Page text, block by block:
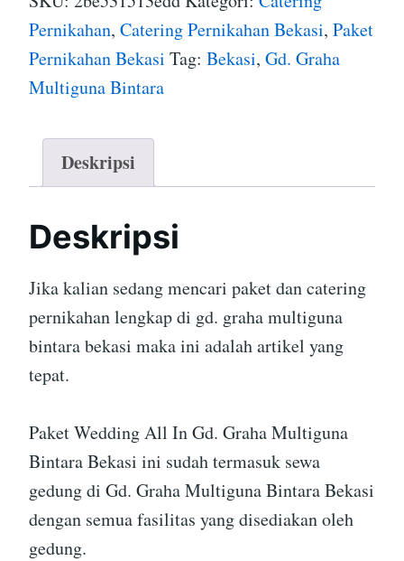
Pernikahan, Catering Pernikahan Bekasi, Paket
Pernikahan Bekasi Tag: Bekasi, Gd. Graha
Multiguna Bintara
Deskripsi
Deskripsi
Jika kalian sedang mencari paket dan catering
pernikahan lengkap di gd. graha multiguna
bintara bekasi maka ini adalah artikel yang
tepat.
Paket Wedding All In Gd. Graha Multiguna
Bintara Bekasi ini sudah termasuk sewa
gedung di Gd. Graha Multiguna Bintara Bekasi
dengan semua fasilitas yang disediakan oleh
gedung.